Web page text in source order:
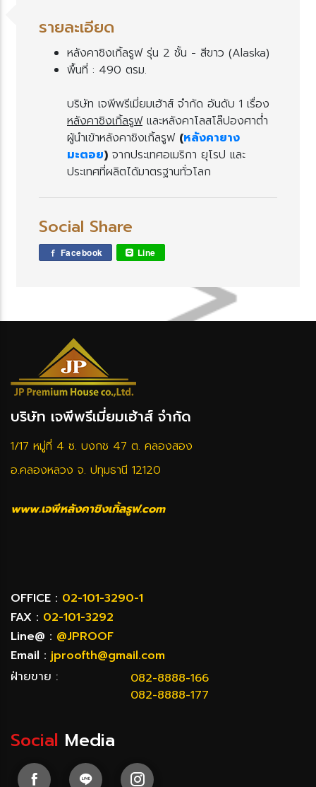
รายละเอียด
หลังคาชิงเกิ้ลรูฟ รุ่น 2 ชั้น - สีขาว (Alaska)
พื้นที่ : 490 ตรม.
บริษัท เจพีพรีเมี่ยมเฮ้าส์ จำกัด อันดับ 1 เรื่อง
หลังคาชิงเกิ้ลรูฟ ละหลังคาโลสโล๊ปองศาต่ำ
ผู้นำเข้าหลังคาชิงเกิ้ลรูฟ (หลังคายาง
มะตอ) จากประเทศอเมริกา ยุโรป และ
ประเทศที่ผลิตได้มาตรฐานทั่วโลก
Social Share
Facebook Line
บริษัท เจพีพรีเมี่ยมเฮ้าส์ จำกัด
1/17 หมู่ที่ 4 ซ. บงกช 47 ต. คลองสอง
อ.คลองหลวง จ. ปทุมธานี 12120
www.เจพีหลังคาชิงเกิ้ลรูฟ.com
OFFICE : 02-101-3290-1
FAX : 02-101-3292
Line@ : @JPROOF
Email : jproofth@gmail.com
ฝ่ายขาย :
082-8888-166
082-8888-177
Social Media